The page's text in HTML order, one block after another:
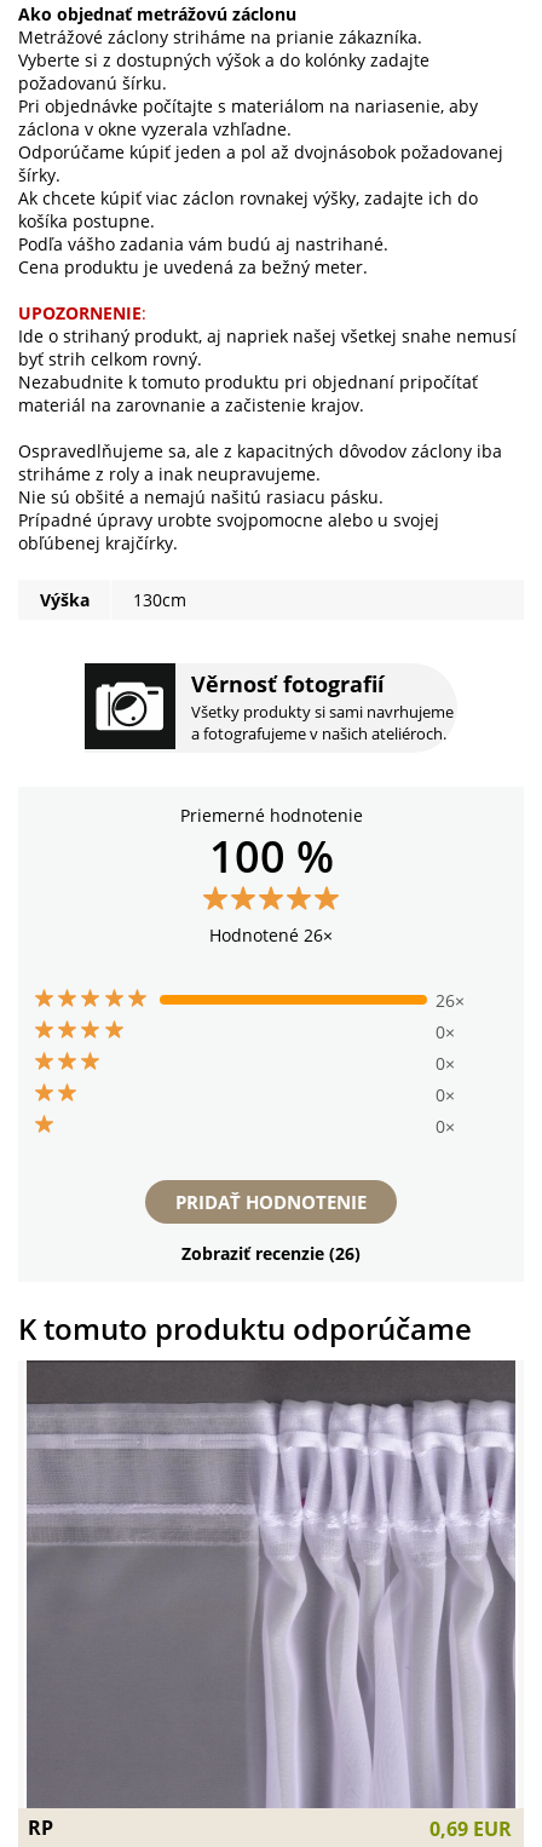
Věrnosť fotografií
Všetky produkty si sami navrhujeme
a fotografujeme v našich ateliéroch.
Ako objednať metrážovú záclonu
Metrážové záclony striháme na prianie zákazníka.
Vyberte si z dostupných výšok a do kolónky zadajte
požadovanú šírku.
Pri objednávke počítajte s materiálom na nariasenie, aby
záclona v okne vyzerala vzhľadne.
Odporúčame kúpiť jeden a pol až dvojnásobok požadovanej
šírky.
Ak chcete kúpiť viac záclon rovnakej výšky, zadajte ich do
košíka postupne.
Podľa vášho zadania vám budú aj nastrihané.
Cena produktu je uvedená za bežný meter.
UPOZORNENIE:
Ide o strihaný produkt, aj napriek našej všetkej snahe nemusí
byť strih celkom rovný.
Nezabudnite k tomuto produktu pri objednaní pripočítať
materiál na zarovnanie a začistenie krajov.
Ospravedlňujeme sa, ale z kapacitných dôvodov záclony iba
striháme z roly a inak neupravujeme.
Nie sú obšité a nemajú našitú rasiacu pásku.
Prípadné úpravy urobte svojpomocne alebo u svojej
obľúbenej krajčírky.
Výška 130cm
Priemerné hodnotenie
100 %
Hodnotené 26×
26×
0×
0×
0×
0×
PRIDAŤ HODNOTENIE
Zobraziť recenzie (26)
RP 0,69 EUR
K tomuto produktu odporúčame